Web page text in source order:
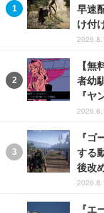
早速
け付
【無
者幼
『ヤ
『ゴ
する
後改
『